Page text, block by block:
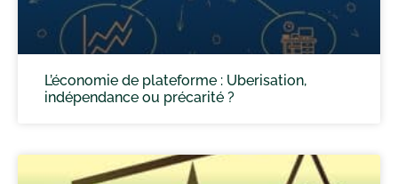
L’économie de plateforme : Uberisation,
indépendance ou précarité ?